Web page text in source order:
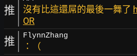
推 沒有比這還屌的最後一舞了
OR
推 FlynnZhang
：（